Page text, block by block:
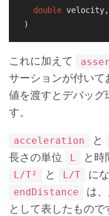
double velocity,
)
これに加えて
サーションが付いて
値を渡すとデバッグ
す。
acceleration と
長さの単位
L と時
L/T² と L/T に
endDistance は
として表したもの